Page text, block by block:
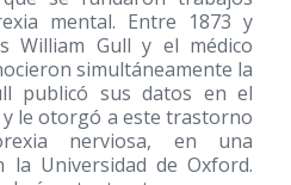
mental. Entre 1873 y
William Gull y el médico
simultáneamente la
publicó sus datos en el
le otorgó a este trastorno
nerviosa, en una
la Universidad de Oxford.